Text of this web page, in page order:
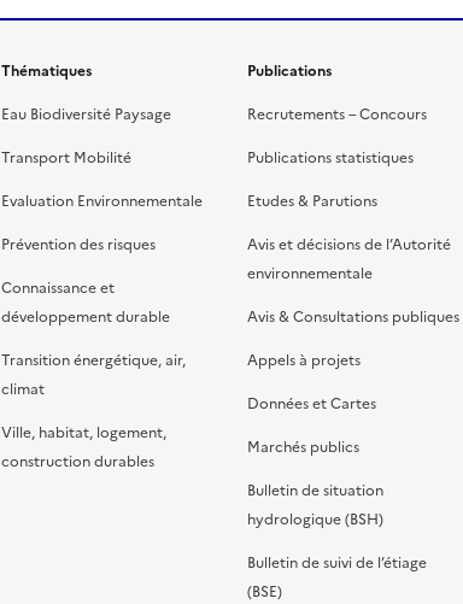
Thématiques
Eau Biodiversité Paysage
Transport Mobilité
Evaluation Environnementale
Prévention des risques
Connaissance et
développement durable
Transition énergétique, air,
climat
Ville, habitat, logement,
construction durables
Publications
Recrutements – Concours
Publications statistiques
Etudes & Parutions
Avis et décisions de l’Autorité
environnementale
Avis & Consultations publiques
Appels à projets
Données et Cartes
Marchés publics
Bulletin de situation
hydrologique (BSH)
Bulletin de suivi de l’étiage
(BSE)